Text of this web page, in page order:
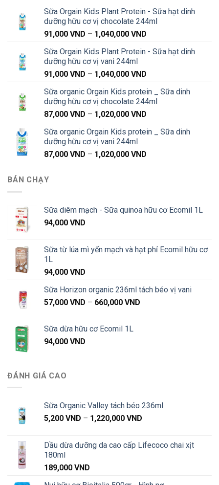
Sữa Orgain Kids Plant Protein - Sữa hạt dinh
dưỡng hữu cơ vị chocolate 244ml
91,000 VND – 1,040,000 VND
từ
Sữa Orgain Kids Plant Protein - Sữa hạt dinh
dưỡng hữu cơ vị vani 244ml
91,000 VND – 1,040,000 VND
từ
91,000 VND
Sữa organic Orgain Kids protein _ Sữa dinh
dưỡng hữu cơ vị chocolate 244ml
87,000 VND – 1,020,000 VND
từ
Sữa organic Orgain Kids protein _ Sữa dinh
dưỡng hữu cơ vị vani 244ml
87,000 VND – 1,020,000 VND
1,020,000 VND
BÁN CHẠY
Sữa diêm mạch - Sữa quinoa hữu cơ Ecomil 1L
94,000 VND
Sữa từ lúa mì yến mạch và hạt phỉ Ecomil hữu cơ
1L
94,000 VND
Sữa Horizon organic 236ml tách béo vị vani
57,000 VND – 660,000 VND
Sữa dừa hữu cơ Ecomil 1L
94,000 VND
ĐÁNH GIÁ CAO
Sữa Organic Valley tách béo 236ml
5,200 VND – 1,220,000 VND
5,200 VND
Dầu dừa dưỡng da cao cấp Lifecoco chai xịt
180ml
189,000 VND